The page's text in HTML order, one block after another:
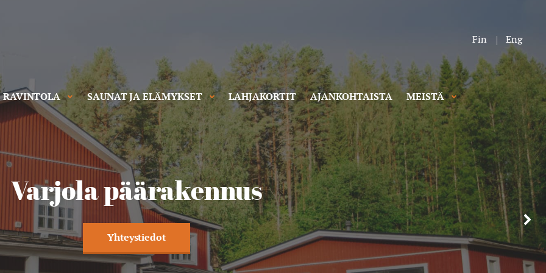
Fin Eng
RAVINTOLA SAUNAT JA ELÄMYKSET LAHJAKORTIT AJANKOHTAISTA MEISTÄ
Varjolan kesän pitopöydät
Pitopöytä
Kesäkauden pitopöydät